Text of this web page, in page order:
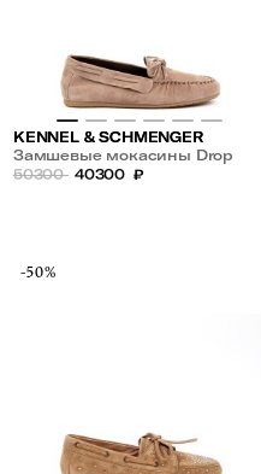
KENNEL & SCHMENGER
Замшевые мокасины Drop
50300 40300 ₽
-50%